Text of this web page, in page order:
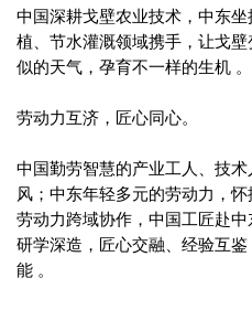
中国深耕戈壁农业技术，中东
植、节水灌溉领域携手，让戈
似的天气，孕育不一样的生机 。
劳动力互济，匠心同心。
中国勤劳智慧的产业工人、技
风；中东年轻多元的劳动力，
劳动力跨域协作，中国工匠赴
研学深造，匠心交融、经验互
能 。